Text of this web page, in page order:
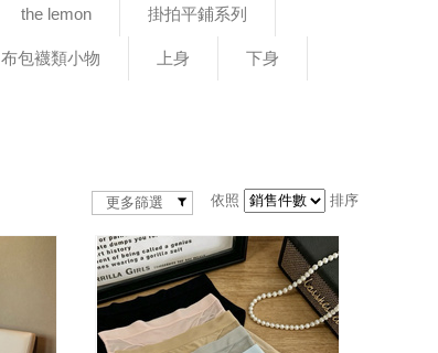
the lemon 掛拍平鋪系列
布包襪類小物 上身 下身
更多篩選 依照 排序